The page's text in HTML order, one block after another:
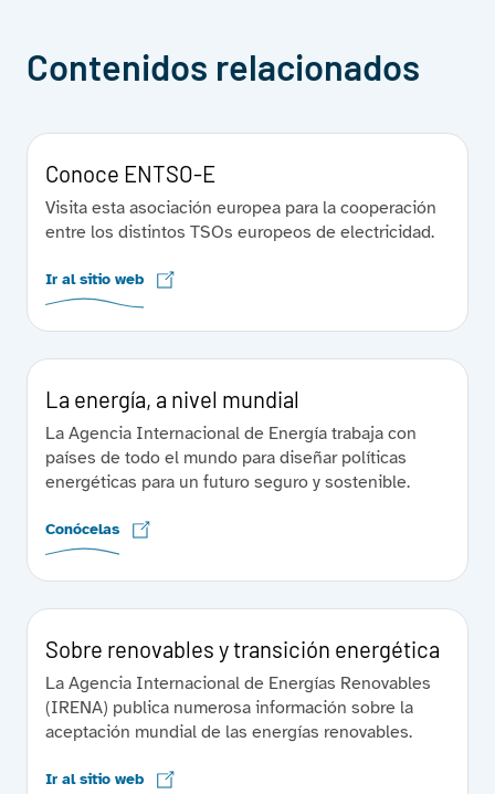
Contenidos relacionados
Conoce ENTSO-E
Visita esta asociación europea para la cooperación
entre los distintos TSOs europeos de electricidad.
Ir al sitio web
La energía, a nivel mundial
La Agencia Internacional de Energía trabaja con
países de todo el mundo para diseñar políticas
energéticas para un futuro seguro y sostenible.
Conócelas
Sobre renovables y transición energética
La Agencia Internacional de Energías Renovables
(IRENA) publica numerosa información sobre la
aceptación mundial de las energías renovables.
Ir al sitio web